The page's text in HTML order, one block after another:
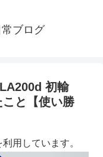
ブログ
初輸
と【使い勝
用しています。